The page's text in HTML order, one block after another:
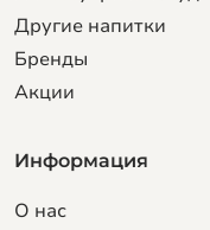
Другие напитки
Бренды
Акции
Информация
О нас